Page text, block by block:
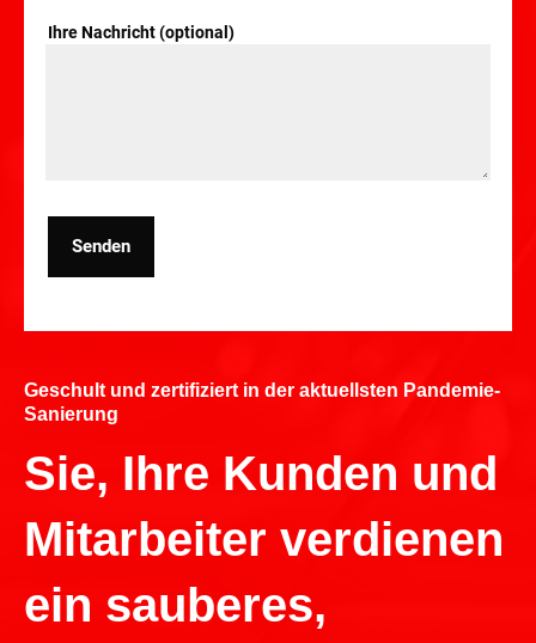
Ihre Nachricht (optional)
Senden
Geschult und zertifiziert in der aktuellsten Pandemie-
Sanierung
Sie, Ihre Kunden und
Mitarbeiter verdienen
ein sauberes,